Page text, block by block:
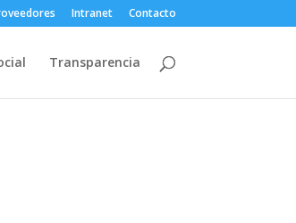
Intranet Contacto
Transparencia